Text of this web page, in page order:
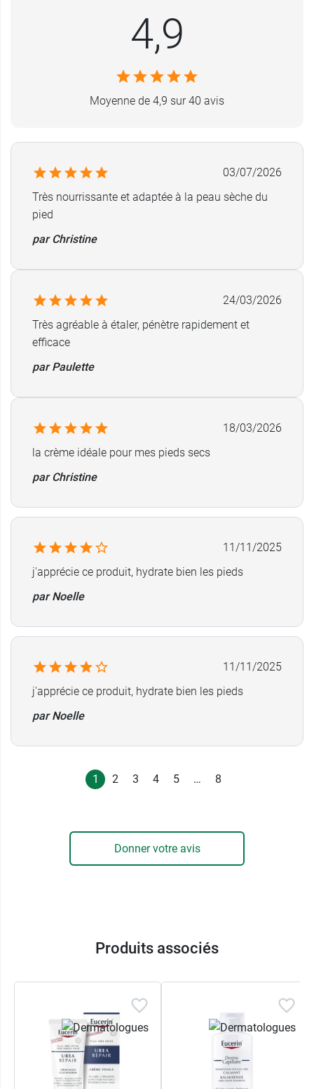
Lot de 2 tubes (2 x 100 ml).
4,9
Moyenne de 4,9 sur 40 avis
03/07/2026
Très nourrissante et adaptée à la peau sèche du
pied
par Christine
24/03/2026
Très agréable à étaler, pénètre rapidement et
efficace
par Paulette
18/03/2026
la crème idéale pour mes pieds secs
par Christine
11/11/2025
j'apprécie ce produit, hydrate bien les pieds
par Noelle
11/11/2025
j'apprécie ce produit, hydrate bien les pieds
par Noelle
1 2 3 4 5 … 8
Donner votre avis
Produits associés